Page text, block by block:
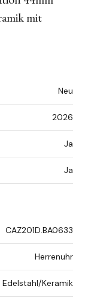
mit
Neu
2026
Ja
Ja
CAZ201D.BA0633
Herrenuhr
Edelstahl/Keramik